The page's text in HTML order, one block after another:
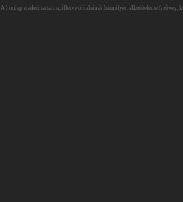
A honlap eredeti tartalma, illetve oldalainak bármilyen alkotóeleme (szöveg,